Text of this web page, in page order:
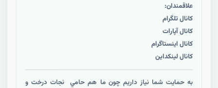
علاقمندان:
کانال تلگرام
کانال آپارات
کانال اینستاگرام
کانال لینکداین
به حمايت شما نياز داريم چون ما هم حامي نجات درخت و